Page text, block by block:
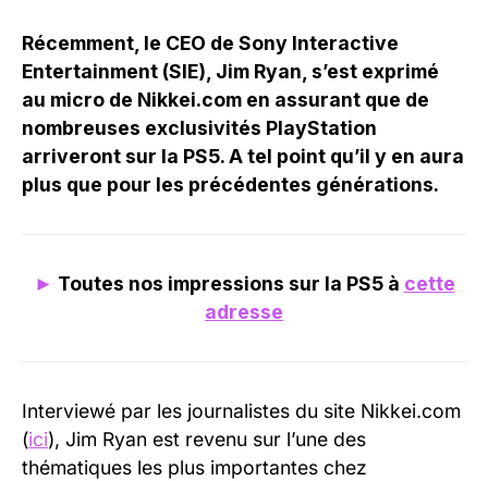
Récemment, le CEO de Sony Interactive
Entertainment (SIE), Jim Ryan, s’est exprimé
au micro de Nikkei.com en assurant que de
nombreuses exclusivités PlayStation
arriveront sur la PS5. A tel point qu’il y en aura
plus que pour les précédentes générations.
► Toutes nos impressions sur la PS5 à cette
adresse
Interviewé par les journalistes du site Nikkei.com
(ici), Jim Ryan est revenu sur l’une des
thématiques les plus importantes chez